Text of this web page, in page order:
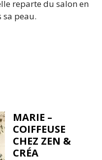
reparte du salon en
sa peau.
MARIE –
COIFFEUSE
CHEZ ZEN &
CRÉA